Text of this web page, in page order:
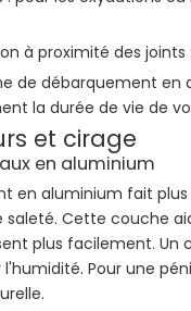
à proximité des
de débarquement
la durée de vie de
et cirage
en aluminium
en aluminium fait
saleté. Cette couche
plus facilement.
Pour une